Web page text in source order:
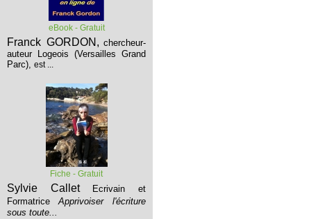
eBook - Gratuit
Franck GORDON, chercheur-
auteur Logeois (Versailles Grand
Parc), est ...
Fiche - Gratuit
Sylvie Callet
Ecrivain et
Formatrice
Apprivoiser l'écriture
sous toute...